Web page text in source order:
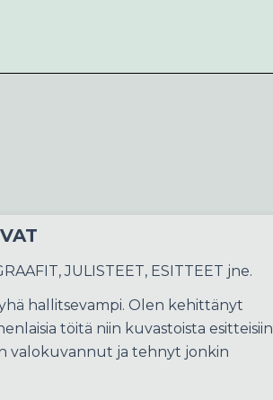
JULISTEET, ESITTEET jne.
hallitsevampi. Olen kehittänyt
töitä niin kuvastoista esitteisiin
valokuvannut ja tehnyt jonkin